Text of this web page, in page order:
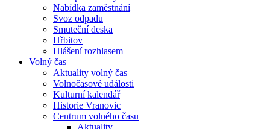
Nabídka zaměstnání
Svoz odpadu
Smuteční deska
Hřbitov
Hlášení rozhlasem
Volný čas
Aktuality volný čas
Volnočasové události
Kulturní kalendář
Historie Vranovic
Centrum volného času
Aktuality